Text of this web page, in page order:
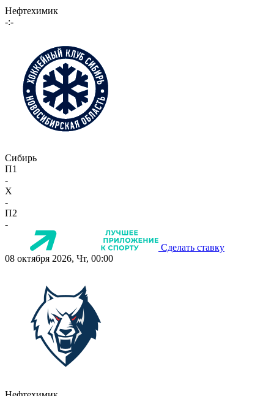
Нефтехимик
-:-
Сибирь
П1
-
X
-
П2
-
Сделать ставку
08 октября 2026, Чт, 00:00